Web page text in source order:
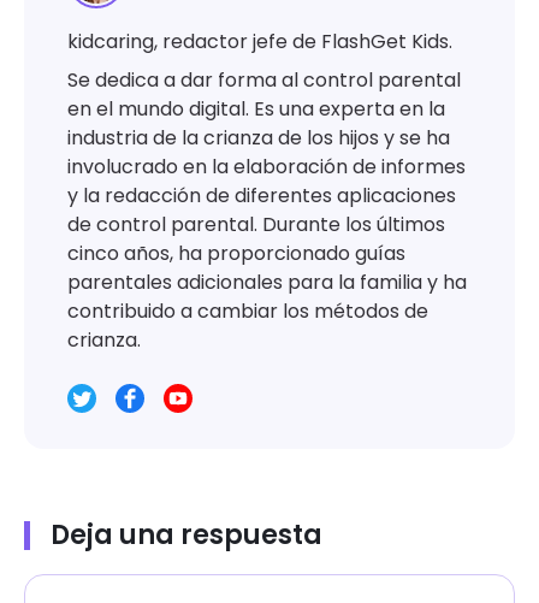
kidcaring, redactor jefe de FlashGet Kids.
Se dedica a dar forma al control parental
en el mundo digital. Es una experta en la
industria de la crianza de los hijos y se ha
involucrado en la elaboración de informes
y la redacción de diferentes aplicaciones
de control parental. Durante los últimos
cinco años, ha proporcionado guías
parentales adicionales para la familia y ha
contribuido a cambiar los métodos de
crianza.
Deja una respuesta